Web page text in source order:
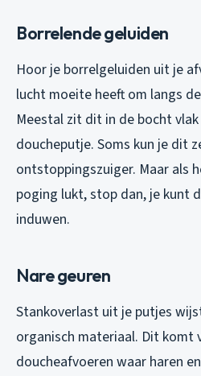
Borrelende geluiden
Hoor je borrelgeluiden uit je
lucht moeite heeft om langs
Meestal zit dit in de bocht
doucheputje. Soms kun je dit
ontstoppingszuiger. Maar als
poging lukt, stop dan, je kunt
induwen.
Nare geuren
Stankoverlast uit je putjes
organisch materiaal. Dit komt
doucheafvoeren waar haren